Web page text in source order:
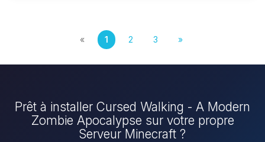
« 1 2 3 »
Prêt à installer Cursed Walking - A Modern
Zombie Apocalypse sur votre propre
Serveur Minecraft ?